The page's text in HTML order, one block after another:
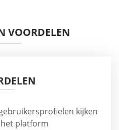
VOORDELEN
kijken
platform